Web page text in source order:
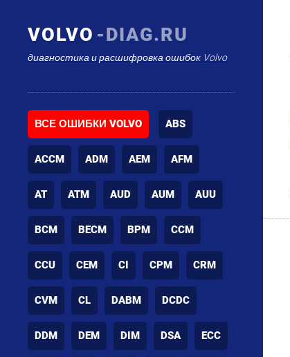
VOLVO -DIAG.RU
диагностика и расшифровка ошибок Volvo
ВСЕ ОШИБКИ VOLVO ABS
ACCM ADM AEM AFM
AT ATM AUD AUM AUU
BCM BECM BPM CCM
CCU CEM CI CPM CRM
CVM CL DABM DCDC
DDM DEM DIM DSA ECC